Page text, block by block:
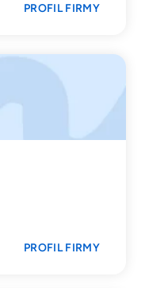
PROFIL FIRMY
PROFIL FIRMY